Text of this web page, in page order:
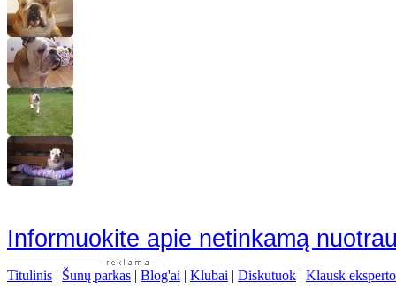
Informuokite apie netinkamą
Titulinis | Šunų parkas | Blog'ai | Klubai | Diskutuok | Klausk eksperto